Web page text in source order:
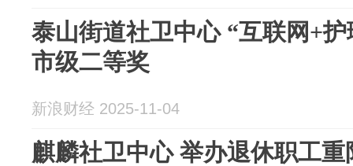
泰山街道社卫中心 “互联网+
市级二等奖
新浪财经 2025-11-04
麒麟社卫中心 举办退休职工